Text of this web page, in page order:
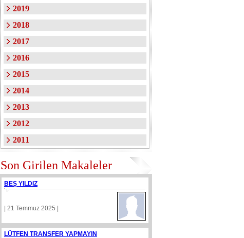
2019
2018
2017
2016
2015
2014
2013
2012
2011
Son Girilen Makaleler
BEŞ YILDIZ
| 21 Temmuz 2025 |
LÜTFEN TRANSFER YAPMAYIN